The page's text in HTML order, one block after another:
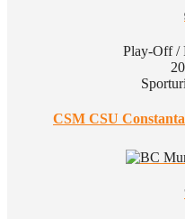
Play-Off /
CSM CSU